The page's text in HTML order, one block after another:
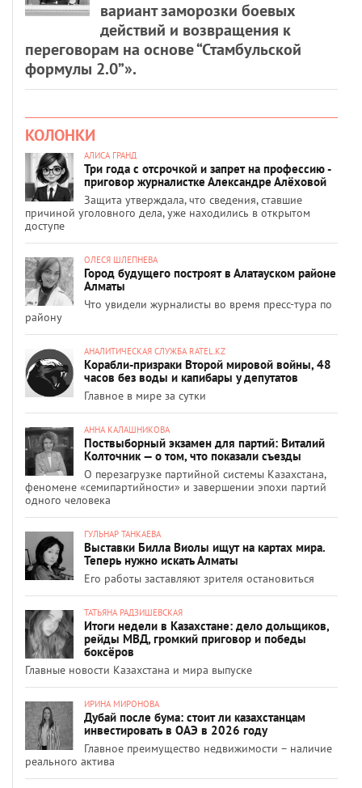
вариант заморозки боевых
действий и возвращения к
переговорам на основе “Стамбульской
формулы 2.0”».
КОЛОНКИ
АЛИСА ГРАНД
Три года с отсрочкой и запрет на профессию -
приговор журналистке Александре Алёховой
Защита утверждала, что сведения, ставшие
причиной уголовного дела, уже находились в открытом
доступе
ОЛЕСЯ ШЛЕПНЕВА
Город будущего построят в Алатауском районе
Алматы
Что увидели журналисты во время пресс-тура по
району
АНАЛИТИЧЕСКАЯ СЛУЖБА RATEL.KZ
Корабли-призраки Второй мировой войны, 48
часов без воды и капибары у депутатов
Главное в мире за сутки
АННА КАЛАШНИКОВА
Поствыборный экзамен для партий: Виталий
Колточник — о том, что показали съезды
О перезагрузке партийной системы Казахстана,
феномене «семипартийности» и завершении эпохи партий
одного человека
ГУЛЬНАР ТАНКАЕВА
Выставки Билла Виолы ищут на картах мира.
Теперь нужно искать Алматы
Его работы заставляют зрителя остановиться
ТАТЬЯНА РАДЗИШЕВСКАЯ
Итоги недели в Казахстане: дело дольщиков,
рейды МВД, громкий приговор и победы
боксёров
Главные новости Казахстана и мира выпуске
ИРИНА МИРОНОВА
Дубай после бума: стоит ли казахстанцам
инвестировать в ОАЭ в 2026 году
Главное преимущество недвижимости – наличие
реального актива